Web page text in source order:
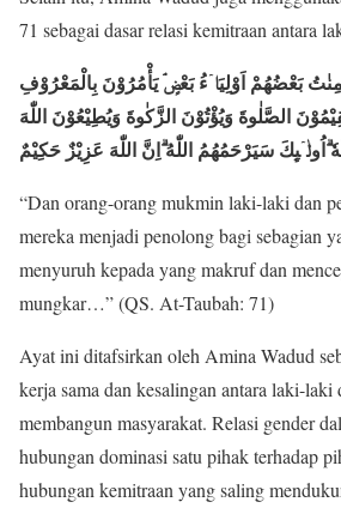
71 sebagai dasar relasi kemitraan antara
بَعْضُهُمْ اَوْلِيَاۤءُ بَعْضٍۘ يَأْمُرُوْنَ بِالْمَعْرُوْفِ
الصَّلٰوةَ وَيُؤْتُوْنَ الزَّكٰوةَ وَيُطِيْعُوْنَ اللّٰهَ
ۗاُولٰۤىِٕكَ سَيَرْحَمُهُمُ اللّٰهُ ۗاِنَّ اللّٰهَ عَزِيْزٌ حَكِيْمٌ
“Dan orang-orang mukmin laki-laki dan
mereka menjadi penolong bagi sebagian
menyuruh kepada yang makruf dan
mungkar…” (QS. At-Taubah: 71)
Ayat ini ditafsirkan oleh Amina Wadud
kerja sama dan kesalingan antara laki-laki
membangun masyarakat. Relasi gender
hubungan dominasi satu pihak terhadap
hubungan kemitraan yang saling